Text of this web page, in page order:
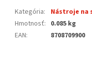
Kategória:
Nástroje na
Hmotnosť: 0.085 kg
EAN: 8708709900